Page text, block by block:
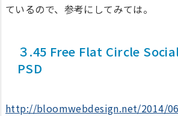
ているので、参考にしてみては。
３.45 Free Flat Circle
PSD
http://bloomwebdesign.net/2014/